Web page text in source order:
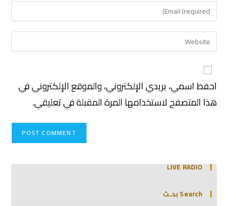
احفظ اسمي، بريدي الإلكتروني، والموقع الإلكتروني في
هذا المتصفح لاستخدامها المرة المقبلة في تعليقي.
LIVE RADIO
Search بحـث